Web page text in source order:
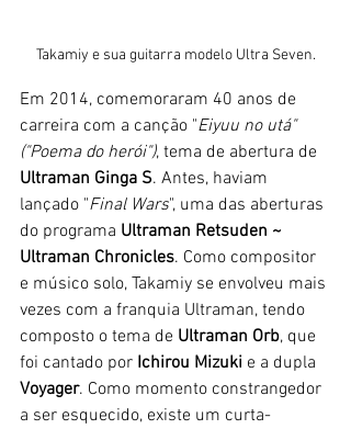
Takamiy e sua guitarra modelo Ultra Seven.
Em 2014, comemoraram 40 anos de
carreira com a canção "Eiyuu no utá"
("Poema do herói"), tema de abertura de
Ultraman Ginga S. Antes, haviam
lançado "Final Wars", uma das aberturas
do programa Ultraman Retsuden ~
Ultraman Chronicles. Como compositor
e músico solo, Takamiy se envolveu mais
vezes com a franquia Ultraman, tendo
composto o tema de Ultraman Orb, que
foi cantado por Ichirou Mizuki e a dupla
Voyager. Como momento constrangedor
a ser esquecido, existe um curta-